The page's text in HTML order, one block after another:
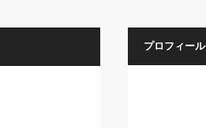
プロフィール